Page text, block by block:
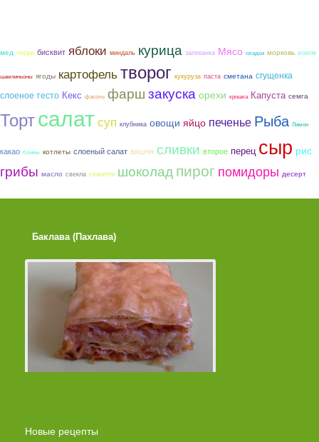
мед черри бисквит яблоки миндаль курица запеканка Мясо оладьи морковь изюм
шампиньоны ягоды картофельтворог кукуруза паста сметана сгущенка
слоеное тесто Кекс фасоль фаршзакуска орехи крошка Капуста семга
Тортсалатсуп клубника овощи яйцо печенье Рыба Лимон
какао блины котлеты слоеный салат вишня сливки второе перец сыр рис
грибы масло свекла спагетти шоколадпирог помидоры десерт
Баклава (Пахлава)
Новые рецепты